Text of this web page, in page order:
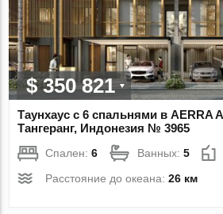
$ 350 821
Таунхаус с 6 спальнями в AERRA
Тангеранг, Индонезия № 3965
Спален:6 Ванных:5
Расстояние до океана:26 км